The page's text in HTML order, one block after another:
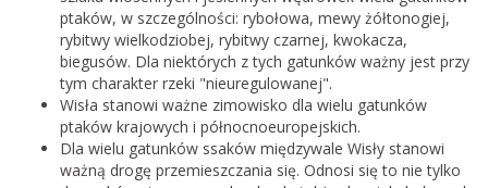
ptaków, w szczególności: rybołowa, mewy żółtonogiej,
rybitwy wielkodziobej, rybitwy czarnej, kwokacza,
biegusów. Dla niektórych z tych gatunków ważny jest przy
tym charakter rzeki "nieuregulowanej".
Wisła stanowi ważne zimowisko dla wielu gatunków
ptaków krajowych i północnoeuropejskich.
Dla wielu gatunków ssaków międzywale Wisły stanowi
ważną drogę przemieszczania się. Odnosi się to nie tylko